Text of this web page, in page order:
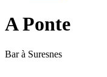
A Ponte
Bar à Suresnes